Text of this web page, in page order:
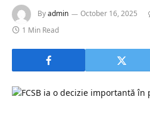
Byadmin October 16, 2025
1 Min Read